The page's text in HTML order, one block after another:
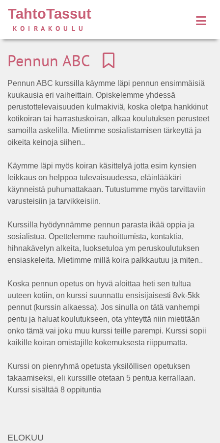
TahtoTassut
KOIRAKOULU
Pennun ABC
Pennun ABC kurssilla käymme läpi pennun ensimmäisiä
kuukausia eri vaiheittain. Opiskelemme yhdessä
perustottelevaisuuden kulmakiviä, koska oletpa hankkinut
kotikoiran tai harrastuskoiran, alkaa koulutuksen perusteet
samoilla askelilla. Mietimme sosialistamisen tärkeyttä ja
oikeita keinoja siihen..
Käymme läpi myös koiran käsittelyä jotta esim kynsien
leikkaus on helppoa tulevaisuudessa, eläinlääkäri
käynneistä puhumattakaan. Tutustumme myös tarvittaviin
varusteisiin ja tarvikkeisiin.
Kurssilla hyödynnämme pennun parasta ikää oppia ja
sosialistua. Opettelemme rauhoittumista, kontaktia,
hihnakävelyn alkeita, luoksetuloa ym peruskoulutuksen
ensiaskeleita. Mietimme millä koira palkkautuu ja miten..
Koska pennun opetus on hyvä aloittaa heti sen tultua
uuteen kotiin, on kurssi suunnattu ensisijaisesti 8vk-5kk
pennut (kurssin alkaessa). Jos sinulla on tätä vanhempi
pentu ja haluat koulutukseen, ota yhteyttä niin mietitään
onko tämä vai joku muu kurssi teille parempi. Kurssi sopii
kaikille koiran omistajille kokemuksesta riippumatta.
Kurssi on pienryhmä opetusta yksilöllisen opetuksen
takaamiseksi, eli kurssille otetaan 5 pentua kerrallaan.
Kurssi sisältää 8 oppituntia
ELOKUU